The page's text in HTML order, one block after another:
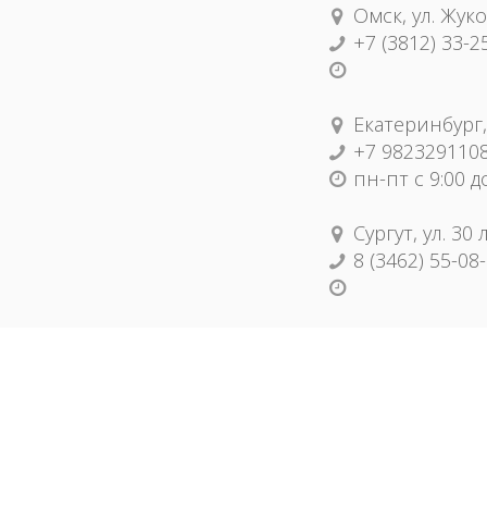
Омск, ул.
+7 (3812) 33-
+7
пн-пт с 9:00
Сургут, ул.
8 (3462) 55-